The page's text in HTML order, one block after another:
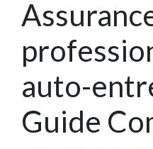
auto-
Guide